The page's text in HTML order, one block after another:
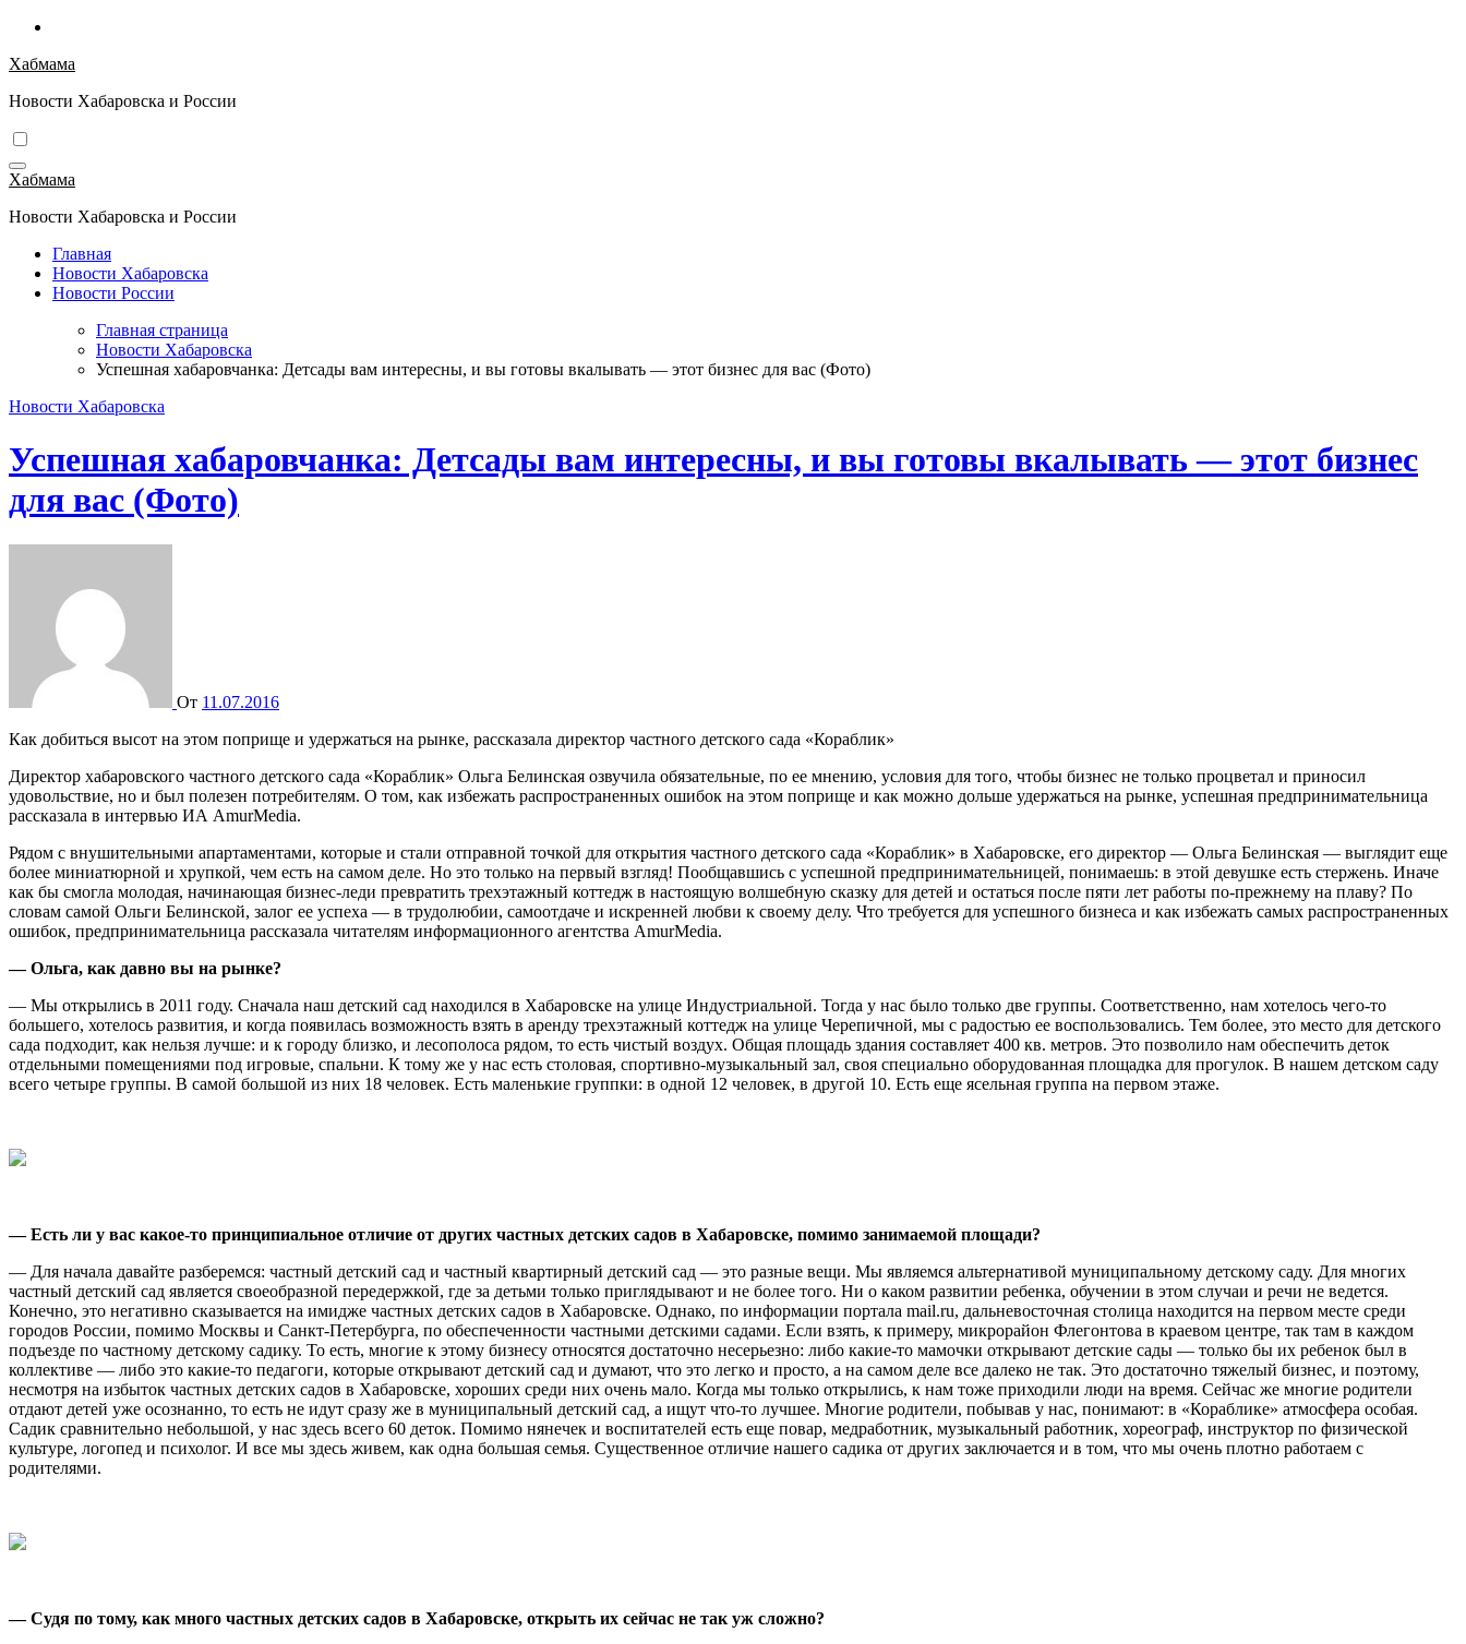
Перейти
содержимому
Хабмама
Новости Хабаровска и России
Хабмама
Новости Хабаровска и России
Главная
Новости Хабаровска
Новости России
Главная страница
Новости Хабаровска
Успешная хабаровчанка: Детсады вам интересны, и вы готовы вкалывать — этот бизнес для вас (Фото)
Новости Хабаровска
Успешная хабаровчанка: Детсады вам интересны, и вы готовы вкалывать — этот бизнес
для вас (Фото)
От 11.07.2016
Как добиться высот на этом поприще и удержаться на рынке, рассказала директор частного детского сада «Кораблик»
Директор хабаровского частного детского сада «Кораблик» Ольга Белинская озвучила обязательные, по ее мнению, условия для того, чтобы бизнес не только процветал и приносил
удовольствие, но и был полезен потребителям. О том, как избежать распространенных ошибок на этом поприще и как можно дольше удержаться на рынке, успешная предпринимательница
рассказала в интервью ИА AmurMedia.
Рядом с внушительными апартаментами, которые и стали отправной точкой для открытия частного детского сада «Кораблик» в Хабаровске, его директор — Ольга Белинская — выглядит еще
более миниатюрной и хрупкой, чем есть на самом деле. Но это только на первый взгляд! Пообщавшись с успешной предпринимательницей, понимаешь: в этой девушке есть стержень. Иначе
как бы смогла молодая, начинающая бизнес-леди превратить трехэтажный коттедж в настоящую волшебную сказку для детей и остаться после пяти лет работы по-прежнему на плаву? По
словам самой Ольги Белинской, залог ее успеха — в трудолюбии, самоотдаче и искренней любви к своему делу. Что требуется для успешного бизнеса и как избежать самых распространенных
ошибок, предпринимательница рассказала читателям информационного агентства AmurMedia.
— Ольга, как давно вы на рынке?
— Мы открылись в 2011 году. Сначала наш детский сад находился в Хабаровске на улице Индустриальной. Тогда у нас было только две группы. Соответственно, нам хотелось чего-то
большего, хотелось развития, и когда появилась возможность взять в аренду трехэтажный коттедж на улице Черепичной, мы с радостью ее воспользовались. Тем более, это место для детского
сада подходит, как нельзя лучше: и к городу близко, и лесополоса рядом, то есть чистый воздух. Общая площадь здания составляет 400 кв. метров. Это позволило нам обеспечить деток
отдельными помещениями под игровые, спальни. К тому же у нас есть столовая, спортивно-музыкальный зал, своя специально оборудованная площадка для прогулок. В нашем детском саду
всего четыре группы. В самой большой из них 18 человек. Есть маленькие группки: в одной 12 человек, в другой 10. Есть еще ясельная группа на первом этаже.
— Есть ли у вас какое-то принципиальное отличие от других частных детских садов в Хабаровске, помимо занимаемой площади?
— Для начала давайте разберемся: частный детский сад и частный квартирный детский сад — это разные вещи. Мы являемся альтернативой муниципальному детскому саду. Для многих
частный детский сад является своеобразной передержкой, где за детьми только приглядывают и не более того. Ни о каком развитии ребенка, обучении в этом случаи и речи не ведется.
Конечно, это негативно сказывается на имидже частных детских садов в Хабаровске. Однако, по информации портала mail.ru, дальневосточная столица находится на первом месте среди
городов России, помимо Москвы и Санкт-Петербурга, по обеспеченности частными детскими садами. Если взять, к примеру, микрорайон Флегонтова в краевом центре, так там в каждом
подъезде по частному детскому садику. То есть, многие к этому бизнесу относятся достаточно несерьезно: либо какие-то мамочки открывают детские сады — только бы их ребенок был в
коллективе — либо это какие-то педагоги, которые открывают детский сад и думают, что это легко и просто, а на самом деле все далеко не так. Это достаточно тяжелый бизнес, и поэтому,
несмотря на избыток частных детских садов в Хабаровске, хороших среди них очень мало. Когда мы только открылись, к нам тоже приходили люди на время. Сейчас же многие родители
отдают детей уже осознанно, то есть не идут сразу же в муниципальный детский сад, а ищут что-то лучшее. Многие родители, побывав у нас, понимают: в «Кораблике» атмосфера особая.
Садик сравнительно небольшой, у нас здесь всего 60 деток. Помимо нянечек и воспитателей есть еще повар, медработник, музыкальный работник, хореограф, инструктор по физической
культуре, логопед и психолог. И все мы здесь живем, как одна большая семья. Существенное отличие нашего садика от других заключается и в том, что мы очень плотно работаем с
родителями.
— Судя по тому, как много частных детских садов в Хабаровске, открыть их сейчас не так уж сложно?